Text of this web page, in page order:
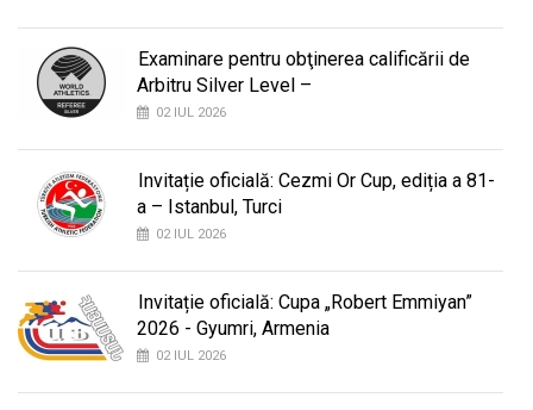
Examinare pentru obţinerea calificării de
Arbitru Silver Level –
02 IUL 2026
Invitație oficială: Cezmi Or Cup, ediția a 81-
a – Istanbul, Turci
02 IUL 2026
Invitație oficială: Cupa „Robert Emmiyan”
2026 - Gyumri, Armenia
02 IUL 2026